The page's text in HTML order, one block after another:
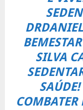
SILVA